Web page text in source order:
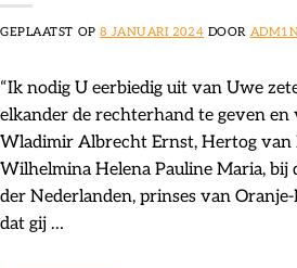
GEPLAATST OP8 JANUARI 2024 DOOR
“Ik nodig U eerbiedig uit van Uwe
elkander de rechterhand te geven
Wladimir Albrecht Ernst, Hertog van
Wilhelmina Helena Pauline Maria, bij
der Nederlanden, prinses van
dat gij …